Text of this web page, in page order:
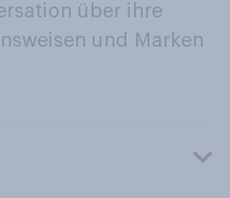
über ihre
und Marken